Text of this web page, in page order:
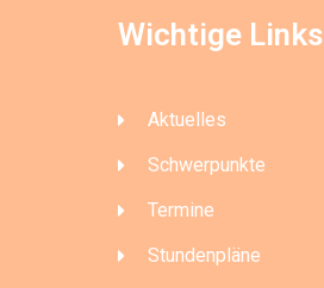
Wichtige Links
Aktuelles
Schwerpunkte
Termine
Stundenpläne